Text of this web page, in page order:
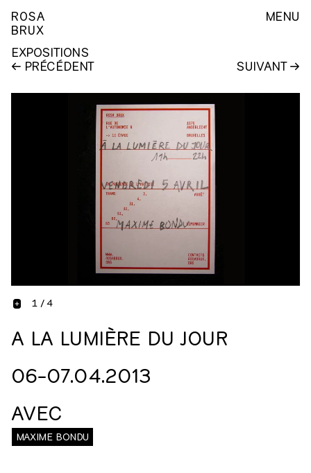
MENU
ROSA
BRUX
EXPOSITIONS
PRÉCÉDENT
SUIVANT
+ 1/
4
A LA LUMIÈRE DU JOUR
06⁠–⁠​07.04.2013
AVEC
MAXIME BONDU